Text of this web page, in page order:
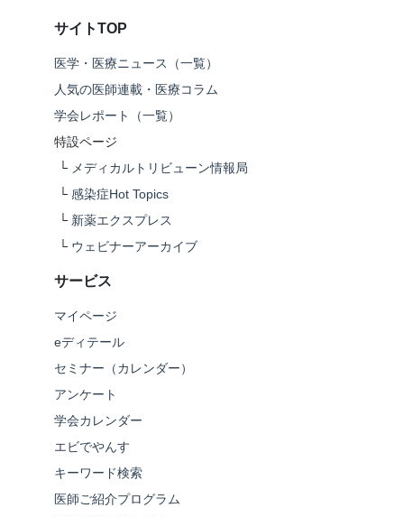
サイトTOP
医学・医療ニュース（一覧）
人気の医師連載・医療コラム
学会レポート（一覧）
特設ページ
└ メディカルトリビューン情報局
└ 感染症Hot Topics
└ 新薬エクスプレス
└ ウェビナーアーカイブ
サービス
マイページ
eディテール
セミナー（カレンダー）
アンケート
学会カレンダー
エビでやんす
キーワード検索
医師ご紹介プログラム